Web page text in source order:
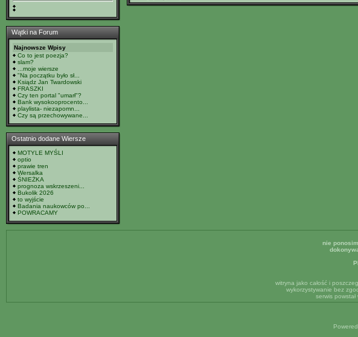
Wątki na Forum
Najnowsze Wpisy
Co to jest poezja?
slam?
...moje wiersze
"Na początku było sł...
Ksiądz Jan Twardowski
FRASZKI
Czy ten portal "umarł"?
Bank wysokooprocento...
playlista- niezapomn...
Czy są przechowywane...
Ostatnio dodane Wiersze
MOTYLE MYŚLI
optio
prawie tren
Wersalka
ŚNIEŻKA
prognoza wskrzeszeni...
Bukolik 2026
to wyjście
Badania naukowców po...
POWRACAMY
nie
witryna jako całość i
wykorzystywanie bez
serwis